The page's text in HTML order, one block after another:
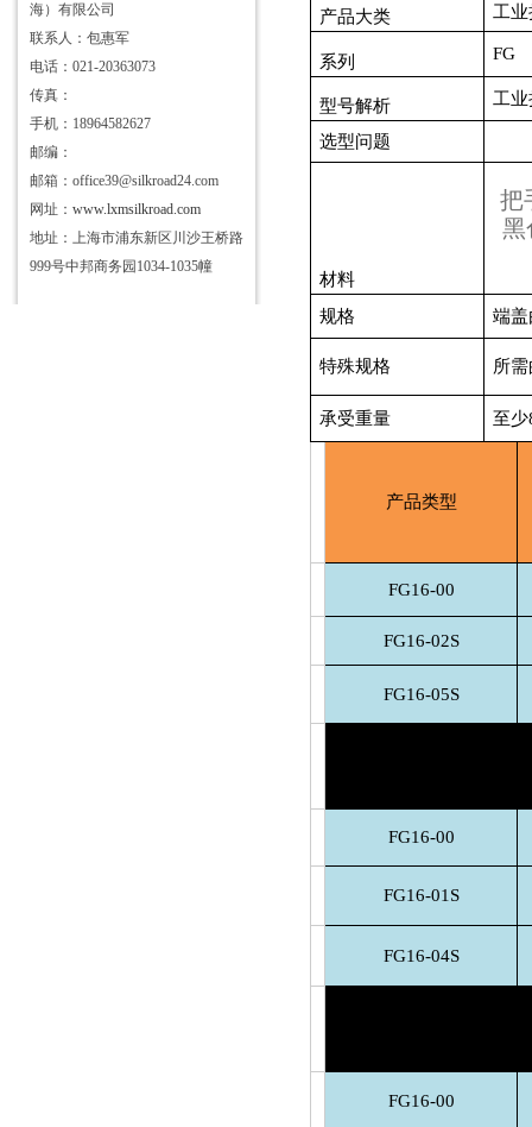
海）有限公司
联系人：包惠军
电话：021-20363073
传真：
手机：18964582627
邮编：
邮箱：office39@silkroad24.com
网址： www.lxmsilkroad.com
地址：上海市浦东新区川沙王桥路
999号中邦商务园1034-1035幢
产品大类 工
系列 FG
型号解析 工
选型问题
材料
把
黑
规格 端
特殊规格 所
承受重量 至少
产品类型
FG16-00
FG16-02S
FG16-05S
FG16-00
FG16-01S
FG16-04S
FG16-00